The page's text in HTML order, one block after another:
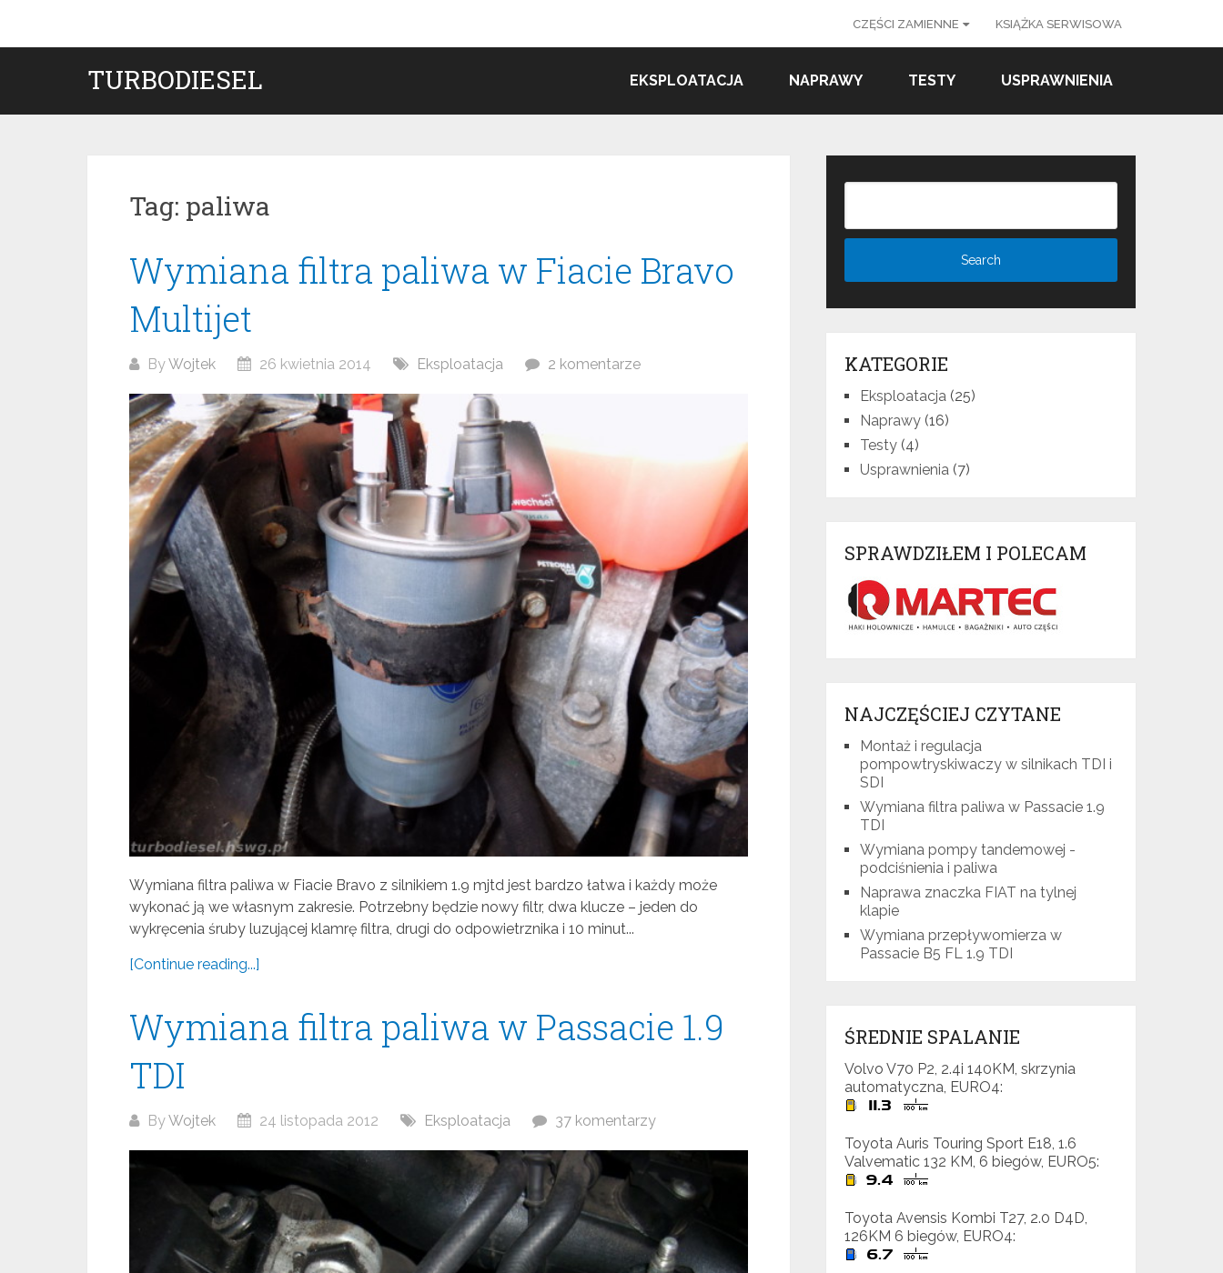
content
CZĘŚCI ZAMIENNE KSIĄŻKA SERWISOWA
TURBODIESEL EKSPLOATACJA NAPRAWY TESTY USPRAWNIENIA
Tag: paliwa
Wymiana filtra paliwa w Fiacie Bravo
Multijet
ByWojtek 26 kwietnia 2014 Eksploatacja 2 komentarze
Wymiana filtra paliwa w Fiacie Bravo z silnikiem 1.9 mjtd jest bardzo łatwa i każdy może
wykonać ją we własnym zakresie. Potrzebny będzie nowy filtr, dwa klucze – jeden do
wykręcenia śruby luzującej klamrę filtra, drugi do odpowietrznika i 10 minut...
[Continue reading...]
Wymiana filtra paliwa w Passacie 1.9
TDI
ByWojtek 24 listopada 2012 Eksploatacja 37 komentarzy
KATEGORIE
Eksploatacja (25)
Naprawy (16)
Testy (4)
Usprawnienia (7)
SPRAWDZIŁEM I POLECAM
NAJCZĘŚCIEJ CZYTANE
Montaż i regulacja
pompowtryskiwaczy w silnikach TDI i
SDI
Wymiana filtra paliwa w Passacie 1.9
TDI
Wymiana pompy tandemowej -
podciśnienia i paliwa
Naprawa znaczka FIAT na tylnej
klapie
Wymiana przepływomierza w
Passacie B5 FL 1.9 TDI
ŚREDNIE SPALANIE
Volvo V70 P2, 2.4i 140KM, skrzynia
automatyczna, EURO4:
Toyota Auris Touring Sport E18, 1.6
Valvematic 132 KM, 6 biegów, EURO5:
Toyota Avensis Kombi T27, 2.0 D4D,
126KM 6 biegów, EURO4: